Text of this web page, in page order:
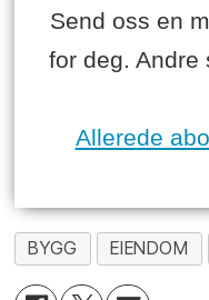
Send oss en
for deg. Andre
Allerede
BYGG EIENDOM